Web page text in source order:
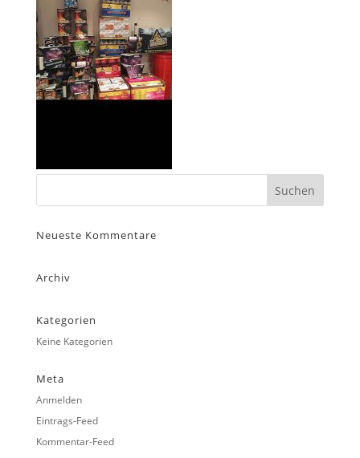
Neueste Kommentare
Archiv
Kategorien
Keine Kategorien
Meta
Anmelden
Eintrags-Feed
Kommentar-Feed